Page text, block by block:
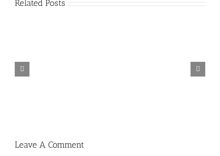
Related Posts
Leave A Comment